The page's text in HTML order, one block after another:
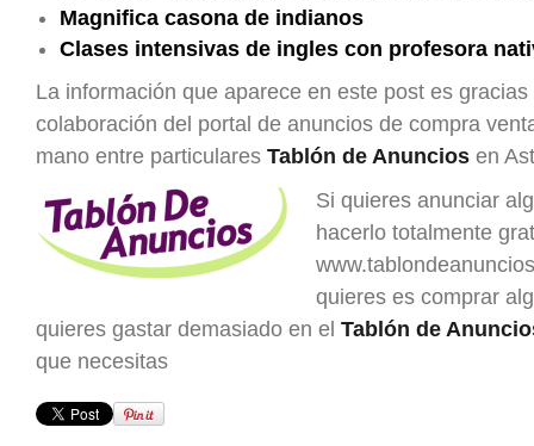
Magnifica casona de indianos
Clases intensivas de ingles con profesora
La información que aparece en este post es gracias
colaboración del portal de anuncios de compra
mano entre particulares Tablón de Anuncios en
Si quieres anunciar
hacerlo totalmente
quieres es comprar
quieres gastar demasiado en el Tablón de
que necesitas